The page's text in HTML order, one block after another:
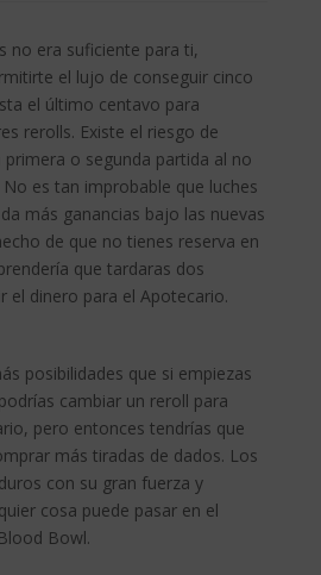
no era suficiente para ti,
el lujo de conseguir cinco
el último centavo para
rerolls. Existe el riesgo de
o segunda partida al no
es tan improbable que luches
más ganancias bajo las nuevas
de que no tienes reserva en
que tardaras dos
el dinero para el Apotecario.
posibilidades que si empiezas
cambiar un reroll para
pero entonces tendrías que
más tiradas de dados. Los
con su gran fuerza y
cosa puede pasar en el
Bowl.